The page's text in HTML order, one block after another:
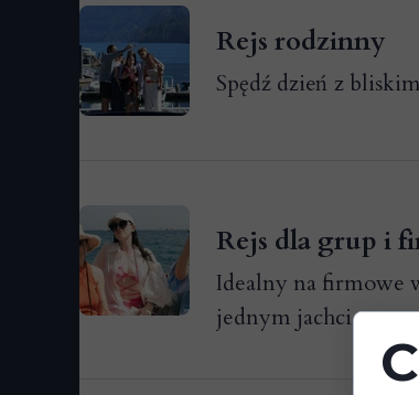
Rejs dla grup i
Idealny na firmowe
jednym jachcie.
Rejs rodzinny
Spędź dzień z